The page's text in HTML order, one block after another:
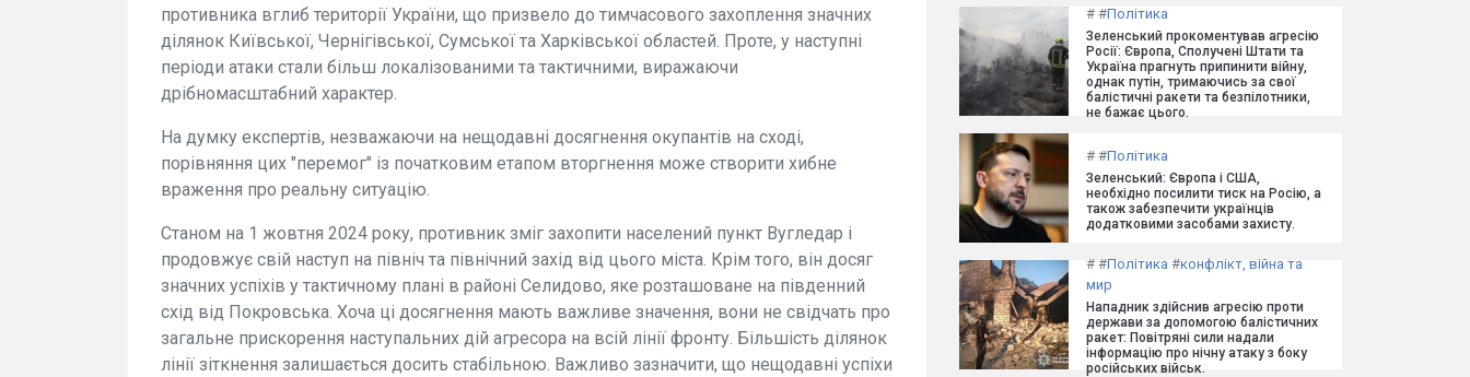
противника вглиб території України, що призвело до тимчасового захоплення значних
ділянок Київської, Чернігівської, Сумської та Харківської областей. Проте, у наступні
періоди атаки стали більш локалізованими та тактичними, виражаючи
дрібномасштабний характер.
На думку експертів, незважаючи на нещодавні досягнення окупантів на сході,
порівняння цих "перемог" із початковим етапом вторгнення може створити хибне
враження про реальну ситуацію.
Станом на 1 жовтня 2024 року, противник зміг захопити населений пункт Вугледар і
продовжує свій наступ на північ та північний захід від цього міста. Крім того, він досяг
значних успіхів у тактичному плані в районі Селидово, яке розташоване на південний
схід від Покровська. Хоча ці досягнення мають важливе значення, вони не свідчать про
загальне прискорення наступальних дій агресора на всій лінії фронту. Більшість ділянок
лінії зіткнення залишається досить стабільною. Важливо зазначити, що нещодавні успіхи
# #Політика
Зеленський прокоментував агресію
Росії: Європа, Сполучені Штати та
Україна прагнуть припинити війну,
однак путін, тримаючись за свої
балістичні ракети та безпілотники,
не бажає цього.
# #Політика
Зеленський: Європа і США,
необхідно посилити тиск на Росію, а
також забезпечити українців
додатковими засобами захисту.
# #Політика #конфлікт, війна та
мир
Нападник здійснив агресію проти
держави за допомогою балістичних
ракет: Повітряні сили надали
інформацію про нічну атаку з боку
російських військ.